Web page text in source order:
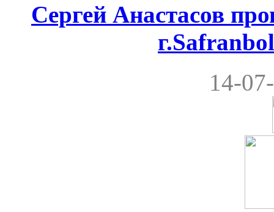
Сергей Анастасов
14-